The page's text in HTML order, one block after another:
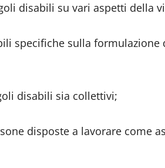
disabili su vari aspetti della
specifiche sulla
disabili sia collettivi;
disposte a lavorare come